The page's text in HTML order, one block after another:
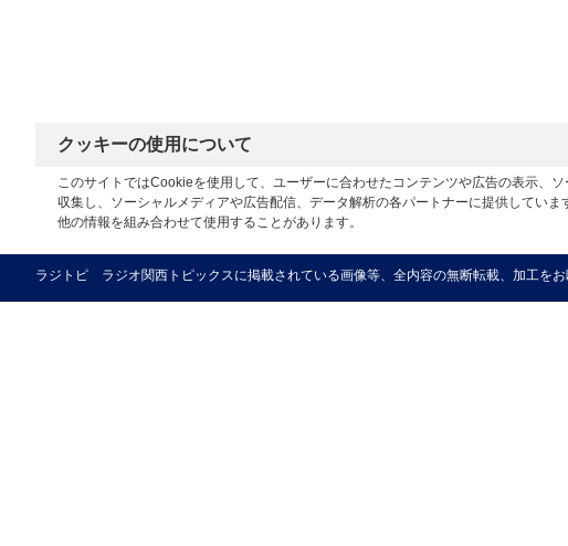
クッキーの使用について
このサイトではCookieを使用して、ユーザーに合わせたコンテンツや広告の表示、
収集し、ソーシャルメディアや広告配信、データ解析の各パートナーに提供してい
他の情報を組み合わせて使用することがあります。
ラジトピ ラジオ関西トピックスに掲載されている画像等、全内容の無断転載、加工をお